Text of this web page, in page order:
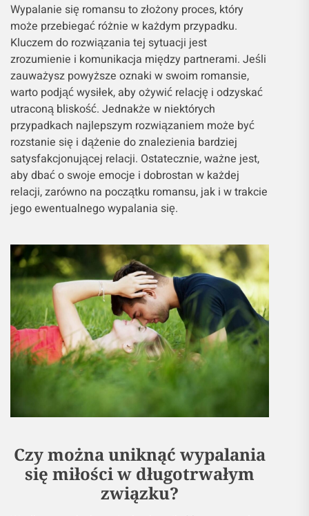
Wypalanie się romansu to złożony proces, który
może przebiegać różnie w każdym przypadku.
Kluczem do rozwiązania tej sytuacji jest
zrozumienie i komunikacja między partnerami. Jeśli
zauważysz powyższe oznaki w swoim romansie,
warto podjąć wysiłek, aby ożywić relację i odzyskać
utraconą bliskość. Jednakże w niektórych
przypadkach najlepszym rozwiązaniem może być
rozstanie się i dążenie do znalezienia bardziej
satysfakcjonującej relacji. Ostatecznie, ważne jest,
aby dbać o swoje emocje i dobrostan w każdej
relacji, zarówno na początku romansu, jak i w trakcie
jego ewentualnego wypalania się.
Czy można uniknąć wypalania
się miłości w długotrwałym
związku?